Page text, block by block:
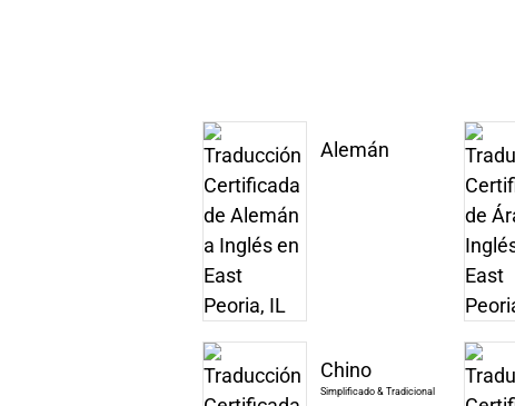
Alemán
Chino
Simplificado & Tradicional